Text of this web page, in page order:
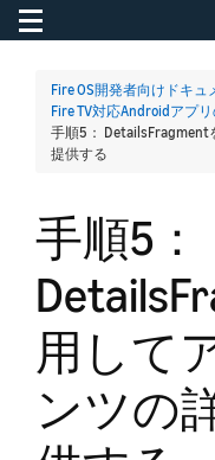
Toggle navigation
Fire OS開発者向けドキュ
Fire TV対応Androidアプ
手順5： DetailsFragment
提供する
手順5：
用して
ンツの